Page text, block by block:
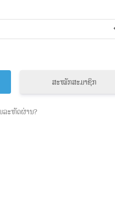
ສະໝັກສະມາຊິກ
ລະຫັດຜ່ານ?